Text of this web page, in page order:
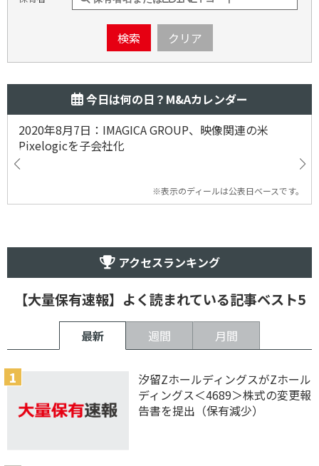
検索 クリア
今日は何の日？M&Aカレンダー
2020年8月7日：IMAGICA GROUP、映像関連の米
Pixelogicを子会社化
※表示のディールは公表日ベースです。
アクセスランキング
【大量保有速報】よく読まれている記事ベスト5
最新 週間 月間
汐留ZホールディングスがZホール
ディングス＜4689＞株式の変更報
告書を提出（保有減少）